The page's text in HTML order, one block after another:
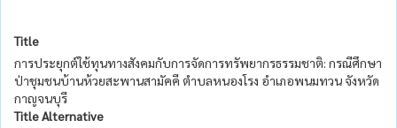
Title
การประยุกต์ใช้ทุนทางสังคมกับการจัดการทรัพยากรธรรมชาติ: กรณีศึกษา
ป่าชุมชนบ้านห้วยสะพานสามัคคี ตำบลหนองโรง อำเภอพนมทวน จังหวัด
กาญจนบุรี
Title Alternative